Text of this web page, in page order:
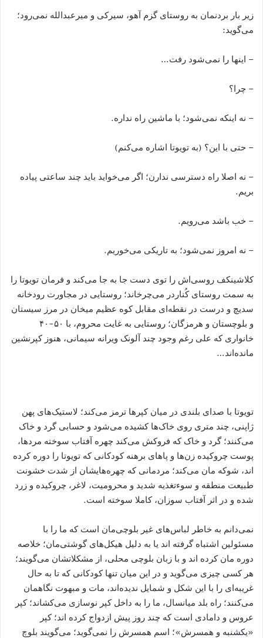
زیر بار بردنمان به روستای گزم آهو، سیرکی و میرعبدالله نمی‌رود؛
می‌گوید:
– اینها را نمی‌شود رفت…
– چرا؟
– نه اینکه نمی‌شود؛ با ماشین راه نداره.
– حتی با این؟ (به تویوتا اشاره می‌کنم)
– نه اصلا راه دسترسی ندارن؛ اگر می‌خواید باید چند ساعتی پیاده
بریم.
– خب باشد می‌رویم.
– نه امروز نمی‌شود؛ به تاریکی می‌خوریم.
کلاشینکف روسی‌اش را توی دست جا به جا می‌کند و فرمان تویوتا را
به سمت روستای کُناردر می‌چرخاند؛ روستایی در مجاورت رودخانه
سدیچ و درست در نقطه‌ای مقابل کوه عظیم میخان در مرز سیستان
و بلوچستان و هرمزگان؛ روستایی به غایت محروم، با ۵۰-۴۰
خانواری که علی رغم وجود چند آلونک ویرانه سیمانی، هنوز کپرنشین
مانده‌اند…
تویوتا با صدای بلندی در میان کپرها ترمز می‌کند؛ لاستیک‌های پهن
ژاپنی، چند متری روی خاک‌ها کشیده می‌شود و حسابی گرد و خاک
می‌کنند؛ گرد و خاک که فروکش می‌کند چهره آفتاب سوخته مردها،
پوست چروکیده زن‌ها و پاهای برهنه کودکانی که تویوتا را دوره کرده
اند، شوکه مان می‌کند؛ مردمانی که چهره‌هایشان از شدت خشونت
طبیعت منطقه و سوءتغذیه شدید و محرومیت، لاغر، چروکیده و زرد
شده و در اثر آفتاب سوزان، کاملا سوخته است.
نمی‌دانم به خاطر لباس‌های غیر بلوچی‌مان است که ما را با
مسئولین اشتباه گرفته اند یا به دلیل هیکل‌های گوشتی‌مان؛ خلاصه
دوره مان کرده اند و با زبان بلوچی محلی، از مشکلاتشان می‌گویند؛
هر کسی چیزی می‌گوید و در این میان تنها کودکانی که تا به حال
غریبه‌ای را با این شکل و شمایل ندیده‌اند، مات و مبهوت نگاهمان
می‌کنند؛ راه بلد میانسال، ما را به داخل کپر نوسازی می‌کشاند؛ کپر
عروس و دامادی است که چند روز پیش ازدواج کرده اند؛ کپر
«یکشنبه و همسرش»؛ اسم همسرش را نمی‌گوید؛ می‌گویند بلوچ